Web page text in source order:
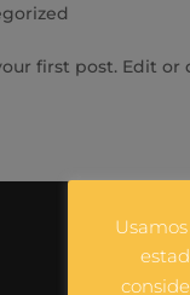
first post. Edit